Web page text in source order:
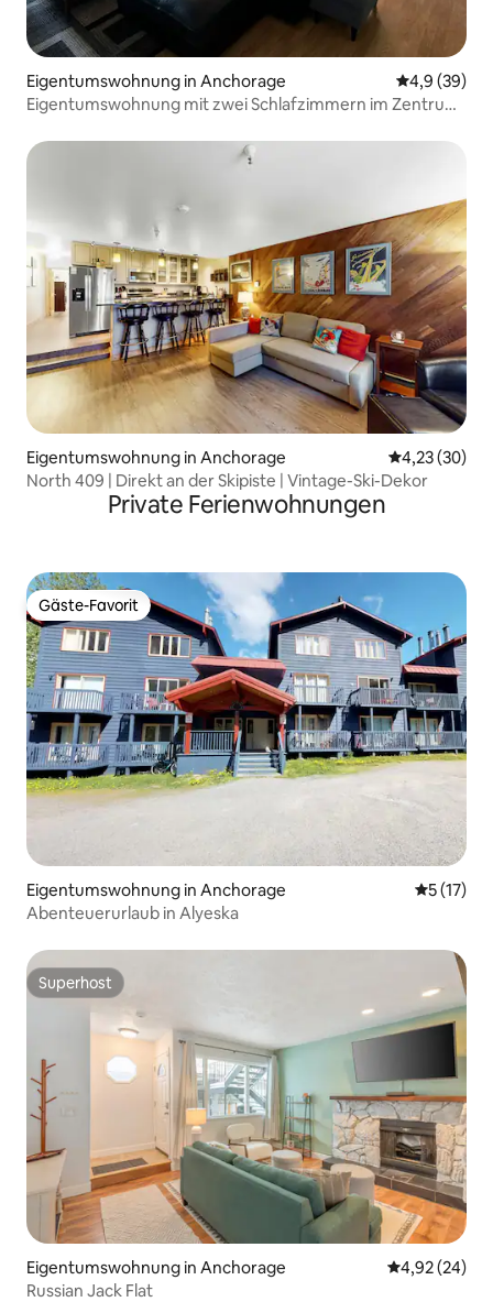
Eigentumswohnung in Anchorage
4,9 (39)
Eigentumswohnung mit zwei Schlafzimmern im Zentrum
Eigentumswohnung in Anchorage
4,23 (30)
North 409 | Direkt an der Skipiste | Vintage-Ski-Dekor
Private Ferienwohnungen
Gäste-Favorit
Gäste-Favorit
Eigentumswohnung in Anchorage
5 (17)
Abenteuerurlaub in Alyeska
Superhost
Superhost
Eigentumswohnung in Anchorage
4,92 (24)
Russian Jack Flat